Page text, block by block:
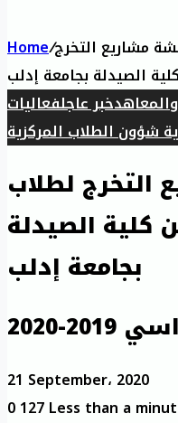
Home/مشاريع التخرج
الصيدلة بجامعة إدلب
خبر عاجلفعاليات
شؤون الطلاب المركزية
التخرج لطلاب
كلية الصيدلة
بجامعة إدلب
2020
21 September، 2020
0127Less than a